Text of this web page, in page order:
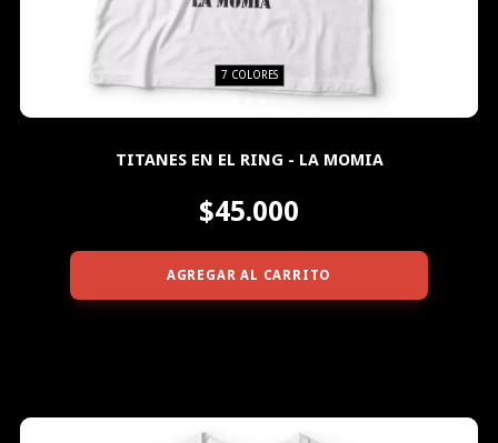
7 COLORES
TITANES EN EL RING - LA MOMIA
$45.000
AGREGAR AL CARRITO